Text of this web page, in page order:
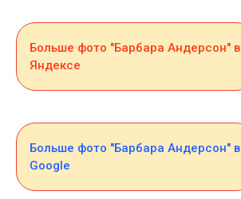
Больше фото "Барбара Андерсон" в
Яндексе
Больше фото "Барбара Андерсон" в
Google